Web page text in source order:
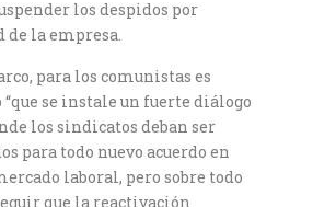
los despidos por
de la empresa.
para los comunistas es
“que se instale un fuerte diálogo
los sindicatos deban ser
para todo nuevo acuerdo en
laboral, pero sobre todo
que la reactivación